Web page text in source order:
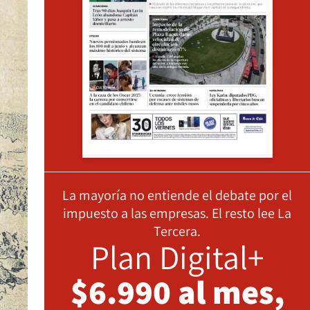
La mayoría no entiende el debate por el
impuesto a las empresas. El resto lee La
Tercera.
Plan Digital+
$6.990 al mes,